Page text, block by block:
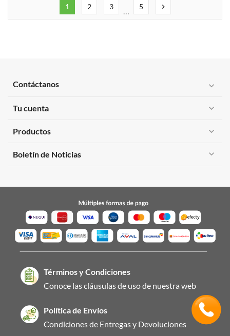
1 2 3 … 5 chevron_right
Contáctanos expand_more
Tu cuenta expand_more
Productos expand_more
Boletín de Noticias expand_more
Términos y Condiciones
Conoce las cláusulas de uso de nuestra web
Política de Envíos
Condiciones de Entregas y Devoluciones